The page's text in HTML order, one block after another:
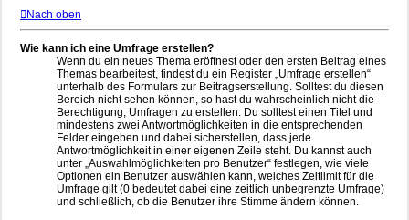
Nach oben
Wie kann ich eine Umfrage erstellen?
Wenn du ein neues Thema eröffnest oder den ersten Beitrag eines
Themas bearbeitest, findest du ein Register „Umfrage erstellen“
unterhalb des Formulars zur Beitragserstellung. Solltest du diesen
Bereich nicht sehen können, so hast du wahrscheinlich nicht die
Berechtigung, Umfragen zu erstellen. Du solltest einen Titel und
mindestens zwei Antwortmöglichkeiten in die entsprechenden
Felder eingeben und dabei sicherstellen, dass jede
Antwortmöglichkeit in einer eigenen Zeile steht. Du kannst auch
unter „Auswahlmöglichkeiten pro Benutzer“ festlegen, wie viele
Optionen ein Benutzer auswählen kann, welches Zeitlimit für die
Umfrage gilt (0 bedeutet dabei eine zeitlich unbegrenzte Umfrage)
und schließlich, ob die Benutzer ihre Stimme ändern können.